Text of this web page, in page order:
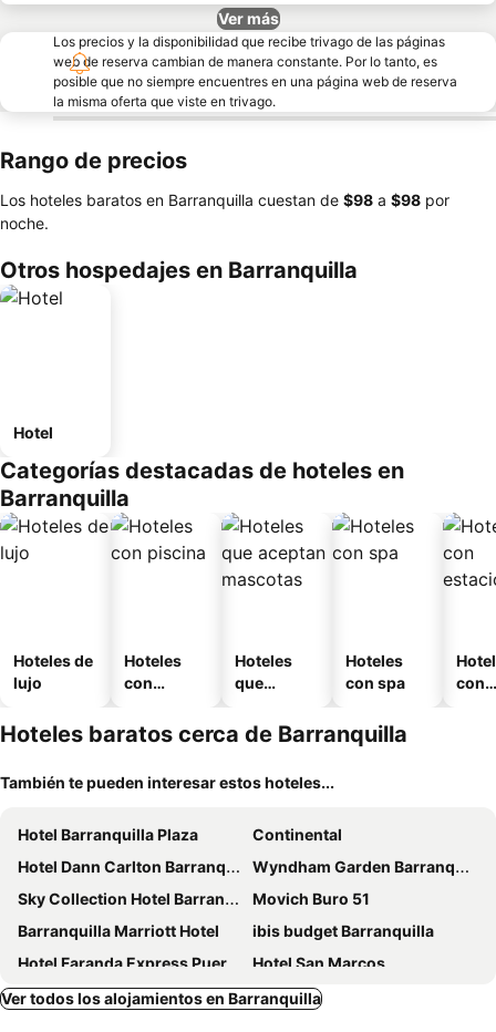
Ver más
Los precios y la disponibilidad que recibe trivago de las páginas
web de reserva cambian de manera constante. Por lo tanto, es
posible que no siempre encuentres en una página web de reserva
la misma oferta que viste en trivago.
Rango de precios
Los hoteles baratos en Barranquilla cuestan de ‎$98 a ‎$98 por
noche.
Otros hospedajes en Barranquilla
Hotel
Categorías destacadas de hoteles en
Barranquilla
Hoteles de
lujo
Hoteles
con
Hoteles
que
mascotas
Hoteles
con spa
con
Hoteles baratos cerca de Barranquilla
También te pueden interesar estos hoteles...
Hotel Barranquilla Plaza
Continental
Hotel Dann Carlton Barranquilla
Wyndham Garden Barranquilla
Sky Collection Hotel Barranquilla
Movich Buro 51
Barranquilla Marriott Hotel
ibis budget Barranquilla
Hotel Faranda Express Puerta Del Sol Barranquilla, A Member of Radisson Individuals
Hotel San Marcos
GHL Hotel Grand Barranquilla
Holiday Inn Express Barranquilla Buenavista By Ihg
Ver todos los alojamientos en Barranquilla